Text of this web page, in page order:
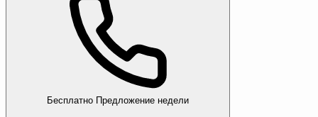
Бесплатно Предложение недели